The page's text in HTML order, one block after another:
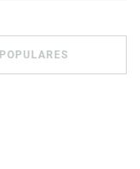
POPULARES